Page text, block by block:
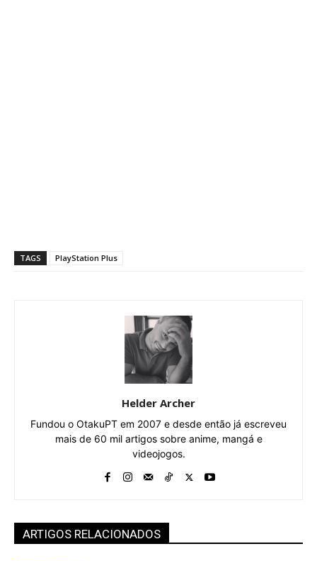
TAGS PlayStation Plus
Helder Archer
Fundou o OtakuPT em 2007 e desde então já escreveu
mais de 60 mil artigos sobre anime, mangá e
videojogos.
ARTIGOS RELACIONADOS